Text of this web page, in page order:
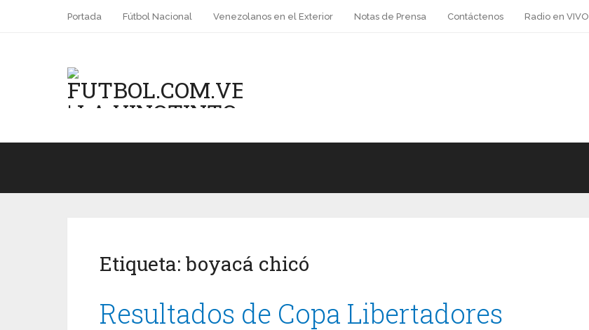
Portada Fútbol Nacional Venezolanos en el Exterior Notas de Prensa Contáctenos Radio en VIVO
Etiqueta: boyacá chicó
Resultados de Copa Libertadores